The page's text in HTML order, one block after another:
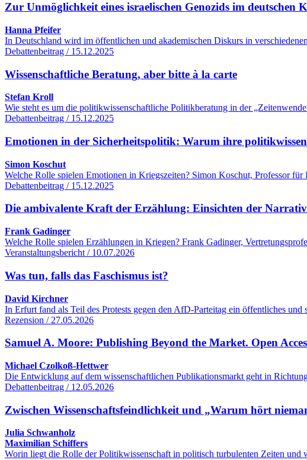
Zur Unmöglichkeit eines israelischen Genozids im
Hanna Pfeifer
In Deutschland wird im öffentlichen und akademischen Diskurs in
Debattenbeitrag / 15.12.2025
Wissenschaftliche Beratung, aber bitte à la carte
Stefan Kroll
Wie steht es um die politikwissenschaftliche Politikberatung in der
Debattenbeitrag / 15.12.2025
Emotionen in der Sicherheitspolitik: Warum ihre
Simon Koschut
Welche Rolle spielen Emotionen in Kriegszeiten? Simon Koschut, Professor
Debattenbeitrag / 15.12.2025
Die ambivalente Kraft der Erzählung: Einsichten der
Frank Gadinger
Welche Rolle spielen Erzählungen in Kriegen? Frank Gadinger,
Veranstaltungsbericht / 10.07.2026
Was tun, falls das Faschismus ist?
David Kirchner
In Erfurt fand als Teil des Protests gegen den AfD-Parteitag ein öffentliches
Rezension / 27.05.2026
Samuel A. Moore: Publishing Beyond the Market. Open
Michael Czolkoß-Hettwer
Die Entwicklung auf dem wissenschaftlichen Publikationsmarkt geht in
Debattenbeitrag / 12.05.2026
Zwischen Wissenschaftsfeindlichkeit und „Warum hört
Julia Schwanholz
Maximilian Schiffers
Worin liegt die Rolle der Politikwissenschaft in politisch turbulenten Zeiten